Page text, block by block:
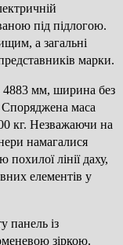
під підлогою.
а загальні
марки.
4883 мм, ширина без
маса
кг. Незважаючи на
намагалися
лінії даху,
елементів у
панель із
зіркою.